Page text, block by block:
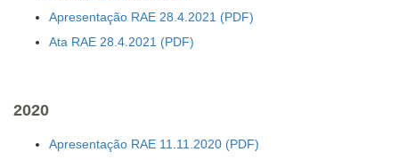
Apresentação RAE 28.4.2021
Ata RAE 28.4.2021
2020
Apresentação RAE 11.11.2020